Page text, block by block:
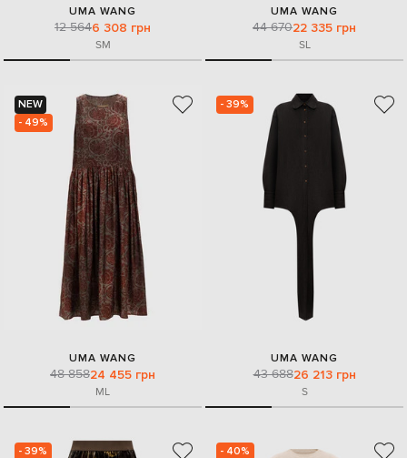
UMA WANG
12 5646 308 грн
SM
UMA WANG
44 67022 335 грн
SL
NEW
- 49%
UMA WANG
48 85824 455 грн
ML
- 39%
UMA WANG
43 68826 213 грн
S
- 39% - 40%